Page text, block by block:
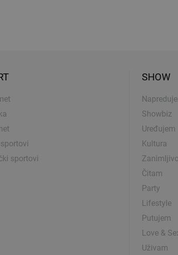
sportovi
SHOW
Showbiz
Uređujem
Kultura
Čitam
Party
Lifestyle
Putujem
Love &
Uživam